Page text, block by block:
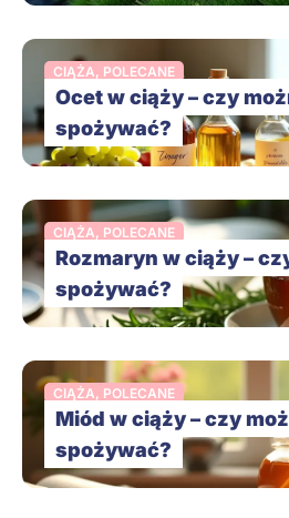
CIĄŻA, POLECANE
Ocet w ciąży – czy
spożywać?
CIĄŻA, POLECANE
Rozmaryn w ciąży –
spożywać?
CIĄŻA, POLECANE
Miód w ciąży – czy
spożywać?